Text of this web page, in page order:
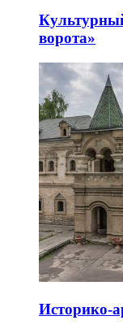
ворота»
Историко-